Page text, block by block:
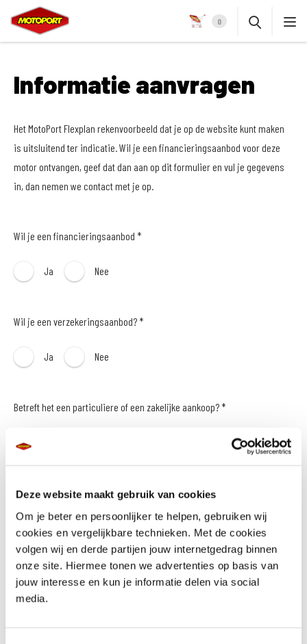
Deze website maakt gebruik van cookies
Om je beter en persoonlijker te helpen, gebruiken wij
cookies en vergelijkbare technieken. Met de cookies
volgen wij en derde partijen jouw internetgedrag binnen
onze site. Hiermee tonen we advertenties op basis van
jouw interesse en kun je informatie delen via social
media.
0
Informatie aanvragen
Het MotoPort Flexplan rekenvoorbeeld dat je op de website kunt maken
is uitsluitend ter indicatie. Wil je een financieringsaanbod voor deze
motor ontvangen, geef dat dan aan op dit formulier en vul je gegevens
in, dan nemen we contact met je op.
Wil je een financieringsaanbod *
Ja Nee
Wil je een verzekeringsaanbod? *
Ja Nee
Betreft het een particuliere of een zakelijke aankoop? *
E-mailadres *